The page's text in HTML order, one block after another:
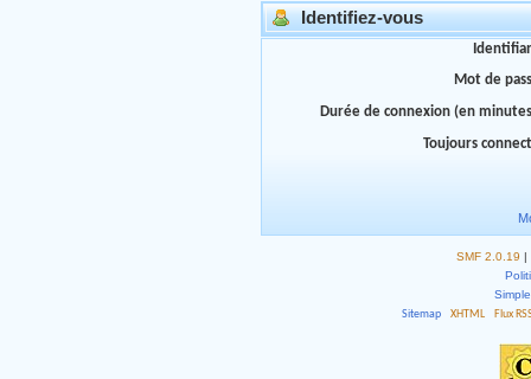
Identifiez-vous
Mot de
Durée de connexion (en
Toujours
SMF 2.0.19 |
Sitemap
XHTML Flux